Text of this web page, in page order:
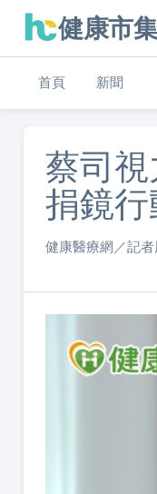
健康市集
首頁 新聞
蔡司
捐鏡
健康醫療網／記